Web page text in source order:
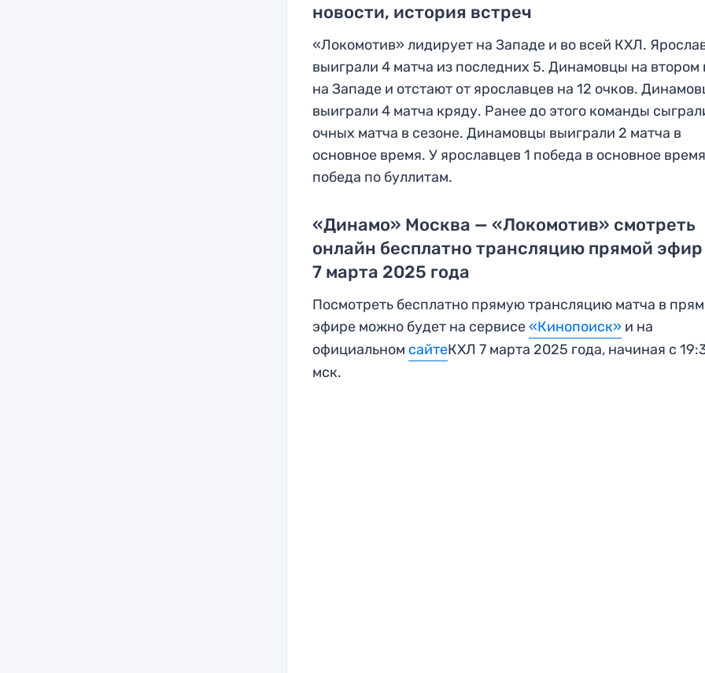
новости, история встреч
«Локомотив» лидирует на Западе и во всей КХЛ.
выиграли 4 матча из последних 5. Динамовцы на втором
на Западе и отстают от ярославцев на 12 очков.
выиграли 4 матча кряду. Ранее до этого команды
очных матча в сезоне. Динамовцы выиграли 2 матча в
основное время. У ярославцев 1 победа в основное
победа по буллитам.
«Динамо» Москва — «Локомотив» смотреть
онлайн бесплатно трансляцию прямой
7 марта 2025 года
Посмотреть бесплатно прямую трансляцию матча в
эфире можно будет на сервисе«Кинопоиск» и на
официальном сайтеКХЛ 7 марта 2025 года, начиная с
мск.